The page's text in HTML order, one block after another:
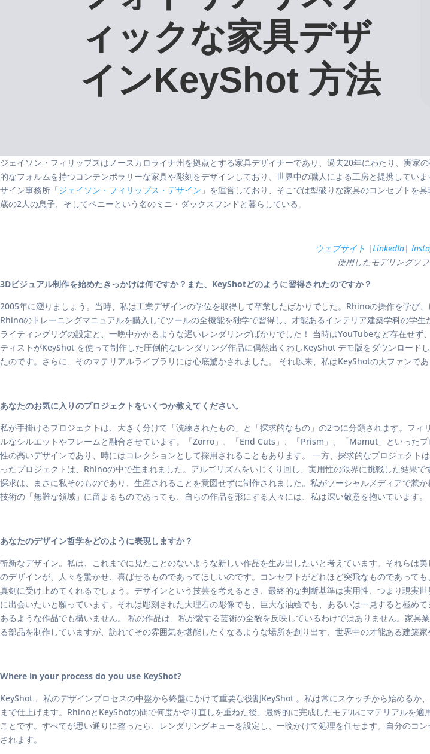
ィックな家具デザ
インKeyShot 方法
ジェイソン・フィリップスはノースカロライナ州を拠点とする家具デザイナーであり、過去20年にわたり、実家
的なフォルムを持つコンテンポラリーな家具や彫刻をデザインしており、世界中の職人による工房と提携して
ザイン事務所「ジェイソン・フィリップス・デザイン 」を運営しており、そこでは型破りな家具のコンセプトを
歳の2人の息子、そしてペニーという名のミニ・ダックスフンドと暮らしている。
ウェブサイト |LinkedIn|
使用したモデリングソ
3Dビジュアル制作を始めたきっかけは何ですか？また、KeyShotどのように習得されたのですか？
2005年に遡りましょう。当時、私は工業デザインの学位を取得して卒業したばかりでした。Rhinoの操作を学び
Rhinoのトレーニングマニュアルを購入してツールの全機能を独学で習得し、才能あるインテリア建築学科の学
ライティングリグの設定と、一晩中かかるような遅いレンダリングばかりでした！ 当時はYouTubeなど存在せ
ティストがKeyShot を使って制作した圧倒的なレンダリング作品に偶然出くわしKeyShot デモ版をダウンロー
たのです。さらに、そのマテリアルライブラリには心底驚かされました。 それ以来、私はKeyShotの大ファンで
あなたのお気に入りのプロジェクトをいくつか教えてください。
私が手掛けるプロジェクトは、大きく分けて「洗練されたもの」と「探求的なもの」の2つに分類されます。フ
ルなシルエットやフレームと融合させています。「Zorro」、「End Cuts」、「Prism」、「Mamut」といった
性の高いデザインであり、時にはコレクションとして採用されることもあります。 一方、探求的なプロジェク
ったプロジェクトは、Rhinoの中で生まれました。アルゴリズムをいじくり回し、実用性の限界に挑戦した結果
探求は、まさに私そのものであり、生産されることを意図せずに制作されました。私がソーシャルメディアで
技術の「無難な領域」に留まるものであっても、自らの作品を形にする人々には、私は深い敬意を抱いています。
あなたのデザイン哲学をどのように表現しますか？
斬新なデザイン。私は、これまでに見たことのないような新しい作品を生み出したいと考えています。それら
のデザインが、人々を驚かせ、喜ばせるものであってほしいのです。コンセプトがどれほど突飛なものであっ
真剣に受け止めてくれるでしょう。デザインという技芸を考えるとき、最終的な判断基準は実用性、つまり現
に出会いたいと願っています。それは彫刻された大理石の彫像でも、巨大な油絵でも、あるいは一見すると極
あるような作品でも構いません。 私の作品は、私が愛する芸術の全貌を反映しているわけではありません。家
る部品を制作していますが、訪れてその雰囲気を堪能したくなるような場所を創り出す、世界中の才能ある建築
Where in your process do you use KeyShot?
KeyShot 、私のデザインプロセスの中盤から終盤にかけて重要な役割KeyShot 。私は常にスケッチから始める
まで仕上げます。RhinoとKeyShotの間で何度かやり直しを重ねた後、最終的に完成したモデルにマテリアルを
ことです。すべてが思い通りに整ったら、レンダリングキューを設定し、一晩かけて処理を任せます。自分の
されます。